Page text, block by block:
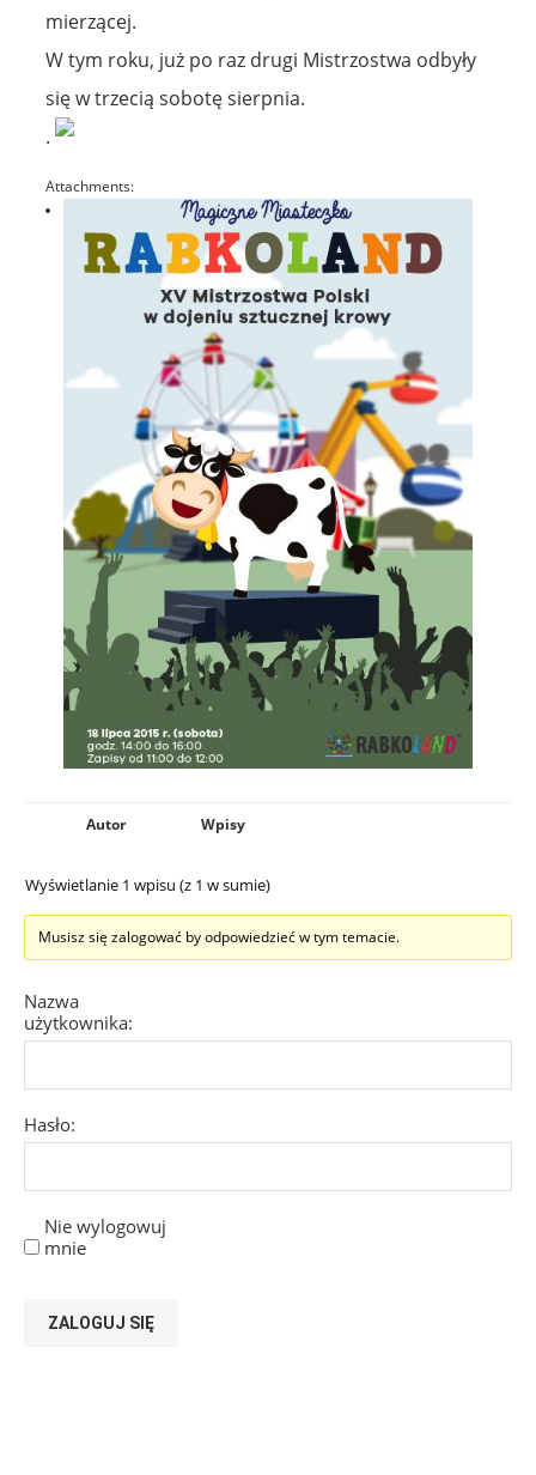
mierzącej.
W tym roku, już po raz drugi Mistrzostwa odbyły
się w trzecią sobotę sierpnia.
.
Attachments:
Autor Wpisy
Wyświetlanie 1 wpisu (z 1 w sumie)
Musisz się zalogować by odpowiedzieć w tym temacie.
Nazwa
użytkownika:
Hasło:
Nie wylogowuj
mnie
ZALOGUJ SIĘ